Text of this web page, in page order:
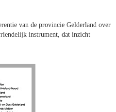
van de provincie Gelderland over
instrument, dat inzicht